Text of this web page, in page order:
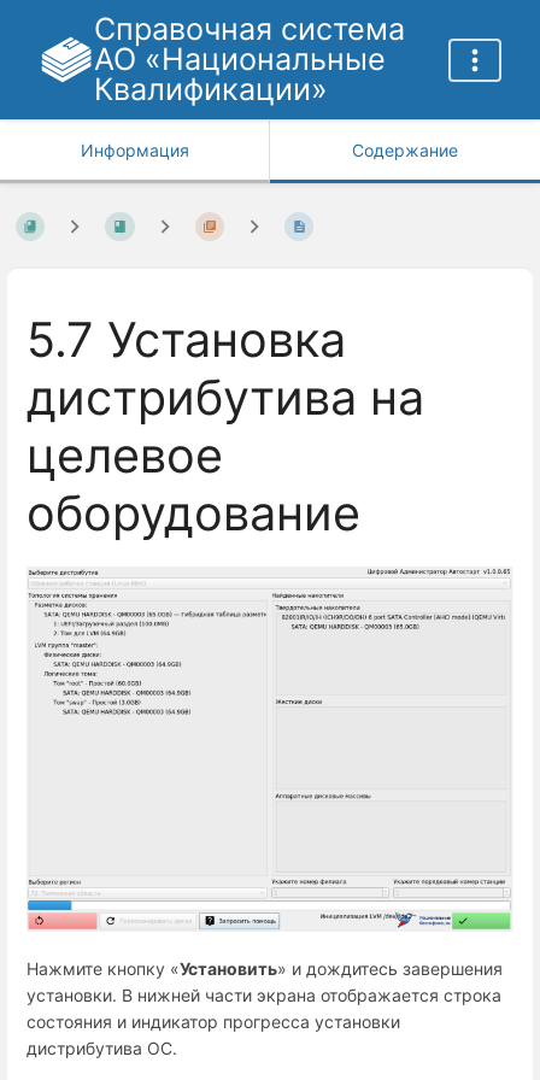
Справочная система
АО «Национальные
Квалификации»
Информация Содержание
5.7 Установка
дистрибутива на
целевое
оборудование
Нажмите кнопку «Установить» и дождитесь завершения
установки. В нижней части экрана отображается строка
состояния и индикатор прогресса установки
дистрибутива ОС.